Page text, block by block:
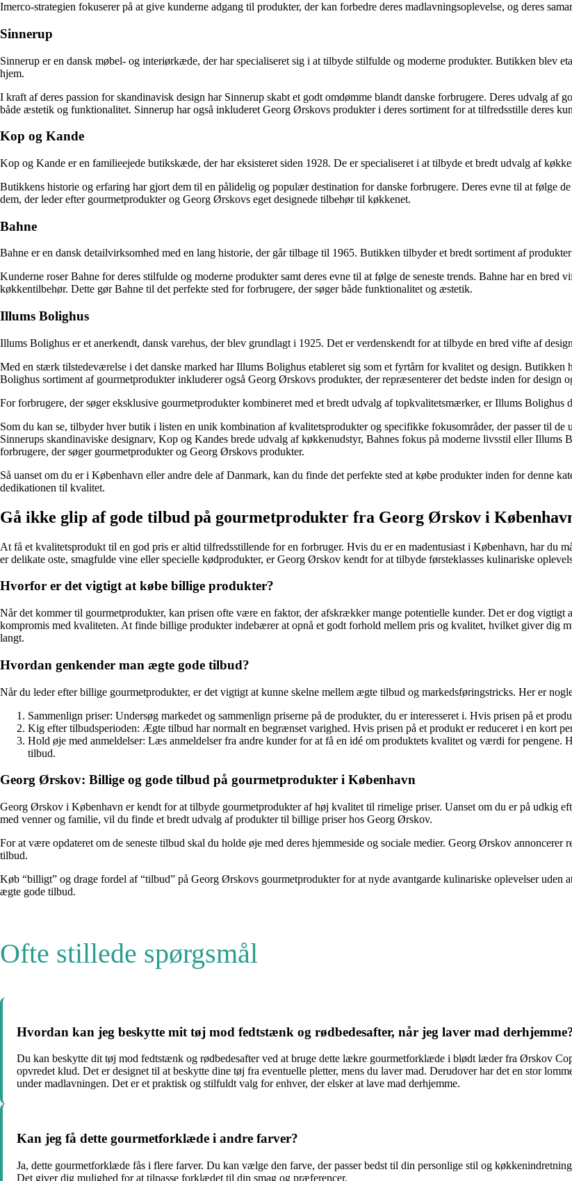
Imerco-strategien fokuserer på at give kunderne adgang til produkter, der kan forbedre deres madlavningsoplevelse, og deres
Sinnerup
Sinnerup er en dansk møbel- og interiørkæde, der har specialiseret sig i at tilbyde stilfulde og moderne produkter. Butikken blev
hjem.
I kraft af deres passion for skandinavisk design har Sinnerup skabt et godt omdømme blandt danske forbrugere. Deres udvalg
både æstetik og funktionalitet. Sinnerup har også inkluderet Georg Ørskovs produkter i deres sortiment for at tilfredsstille deres
Kop og Kande
Kop og Kande er en familieejede butikskæde, der har eksisteret siden 1928. De er specialiseret i at tilbyde et bredt udvalg af
Butikkens historie og erfaring har gjort dem til en pålidelig og populær destination for danske forbrugere. Deres evne til at følge
dem, der leder efter gourmetprodukter og Georg Ørskovs eget designede tilbehør til køkkenet.
Bahne
Bahne er en dansk detailvirksomhed med en lang historie, der går tilbage til 1965. Butikken tilbyder et bredt sortiment af
Kunderne roser Bahne for deres stilfulde og moderne produkter samt deres evne til at følge de seneste trends. Bahne har en
køkkentilbehør. Dette gør Bahne til det perfekte sted for forbrugere, der søger både funktionalitet og æstetik.
Illums Bolighus
Illums Bolighus er et anerkendt, dansk varehus, der blev grundlagt i 1925. Det er verdenskendt for at tilbyde en bred vifte af
Med en stærk tilstedeværelse i det danske marked har Illums Bolighus etableret sig som et fyrtårn for kvalitet og design.
Bolighus sortiment af gourmetprodukter inkluderer også Georg Ørskovs produkter, der repræsenterer det bedste inden for design
For forbrugere, der søger eksklusive gourmetprodukter kombineret med et bredt udvalg af topkvalitetsmærker, er Illums Bolighus
Som du kan se, tilbyder hver butik i listen en unik kombination af kvalitetsprodukter og specifikke fokusområder, der passer til
Sinnerups skandinaviske designarv, Kop og Kandes brede udvalg af køkkenudstyr, Bahnes fokus på moderne livsstil eller
forbrugere, der søger gourmetprodukter og Georg Ørskovs produkter.
Så uanset om du er i København eller andre dele af Danmark, kan du finde det perfekte sted at købe produkter inden for denne
dedikationen til kvalitet.
Gå ikke glip af gode tilbud på gourmetprodukter fra Georg Ørskov i
At få et kvalitetsprodukt til en god pris er altid tilfredsstillende for en forbruger. Hvis du er en madentusiast i København, har du
er delikate oste, smagfulde vine eller specielle kødprodukter, er Georg Ørskov kendt for at tilbyde førsteklasses kulinariske
Hvorfor er det vigtigt at købe billige produkter?
Når det kommer til gourmetprodukter, kan prisen ofte være en faktor, der afskrækker mange potentielle kunder. Det er dog
kompromis med kvaliteten. At finde billige produkter indebærer at opnå et godt forhold mellem pris og kvalitet, hvilket giver dig
langt.
Hvordan genkender man ægte gode tilbud?
Når du leder efter billige gourmetprodukter, er det vigtigt at kunne skelne mellem ægte tilbud og markedsføringstricks. Her er
Sammenlign priser: Undersøg markedet og sammenlign priserne på de produkter, du er interesseret i. Hvis prisen på et
Kig efter tilbudsperioden: Ægte tilbud har normalt en begrænset varighed. Hvis prisen på et produkt er reduceret i en kort
Hold øje med anmeldelser: Læs anmeldelser fra andre kunder for at få en idé om produktets kvalitet og værdi for pengene.
tilbud.
Georg Ørskov: Billige og gode tilbud på gourmetprodukter i København
Georg Ørskov i København er kendt for at tilbyde gourmetprodukter af høj kvalitet til rimelige priser. Uanset om du er på udkig
med venner og familie, vil du finde et bredt udvalg af produkter til billige priser hos Georg Ørskov.
For at være opdateret om de seneste tilbud skal du holde øje med deres hjemmeside og sociale medier. Georg Ørskov
tilbud.
Køb “billigt” og drage fordel af “tilbud” på Georg Ørskovs gourmetprodukter for at nyde avantgarde kulinariske oplevelser uden
ægte gode tilbud.
Ofte stillede spørgsmål
Hvordan kan jeg beskytte mit tøj mod fedtstænk og rødbedesafter, når jeg laver mad
Du kan beskytte dit tøj mod fedtstænk og rødbedesafter ved at bruge dette lækre gourmetforklæde i blødt læder fra Ørskov
opvredet klud. Det er designet til at beskytte dine tøj fra eventuelle pletter, mens du laver mad. Derudover har det en stor
under madlavningen. Det er et praktisk og stilfuldt valg for enhver, der elsker at lave mad derhjemme.
Kan jeg få dette gourmetforklæde i andre farver?
Ja, dette gourmetforklæde fås i flere farver. Du kan vælge den farve, der passer bedst til din personlige stil og
Det giver dig mulighed for at tilpasse forklædet til din smag og præferencer.